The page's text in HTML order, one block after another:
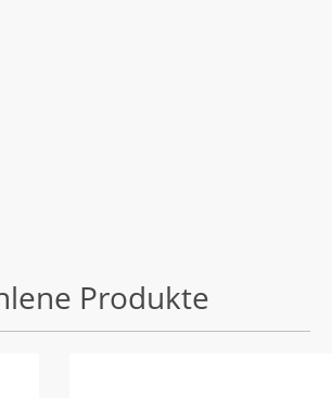
Produkte